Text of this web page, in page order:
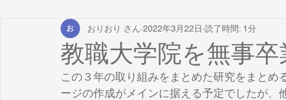
教職大学院を無事
おりおり さん 2022年3月22日 読了時間: 1分
この３年の取り組みをまとめた研究をまと
ージの作成がメインに据える予定でしたが、